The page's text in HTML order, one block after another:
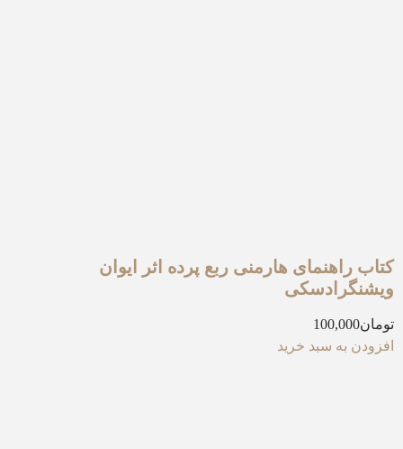
کتاب راهنمای هارمنی ربع پرده اثر ایوان
ویشنگرادسکی
تومان100,000
افزودن به سبد خرید